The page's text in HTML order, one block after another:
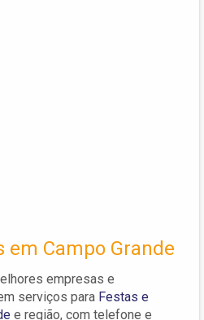
em Campo Grande
empresas e
serviços para Festas e
e região, com telefone e